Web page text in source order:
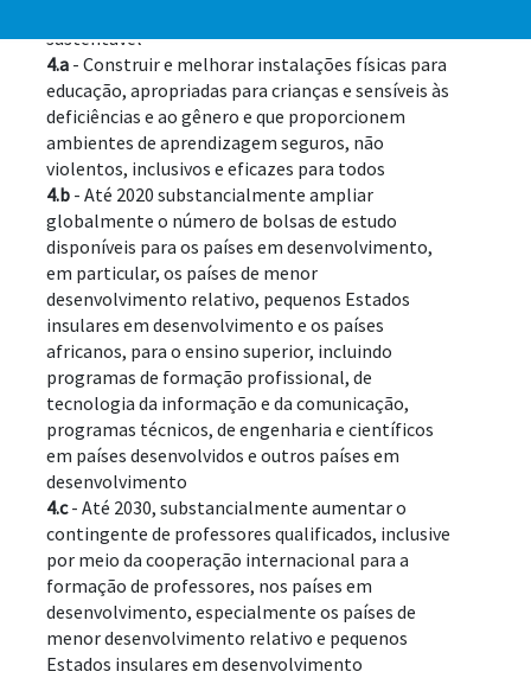
sustentável
4.a - Construir e melhorar instalações físicas para
educação, apropriadas para crianças e sensíveis às
deficiências e ao gênero e que proporcionem
ambientes de aprendizagem seguros, não
violentos, inclusivos e eficazes para todos
4.b - Até 2020 substancialmente ampliar
globalmente o número de bolsas de estudo
disponíveis para os países em desenvolvimento,
em particular, os países de menor
desenvolvimento relativo, pequenos Estados
insulares em desenvolvimento e os países
africanos, para o ensino superior, incluindo
programas de formação profissional, de
tecnologia da informação e da comunicação,
programas técnicos, de engenharia e científicos
em países desenvolvidos e outros países em
desenvolvimento
4.c - Até 2030, substancialmente aumentar o
contingente de professores qualificados, inclusive
por meio da cooperação internacional para a
formação de professores, nos países em
desenvolvimento, especialmente os países de
menor desenvolvimento relativo e pequenos
Estados insulares em desenvolvimento